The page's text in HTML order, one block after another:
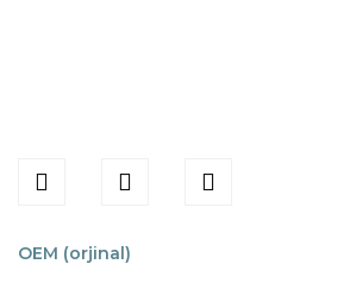
OEM (orjinal)